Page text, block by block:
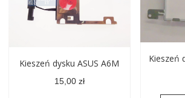
Kieszeń dysku ASUS A6M
15,00 zł
Kieszeń